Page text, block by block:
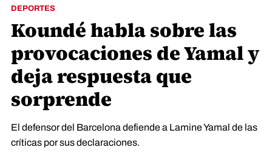
DEPORTES
Koundé habla sobre las
provocaciones de Yamal y
deja respuesta que
sorprende
El defensor del Barcelona defiende a Lamine Yamal de las
críticas por sus declaraciones.